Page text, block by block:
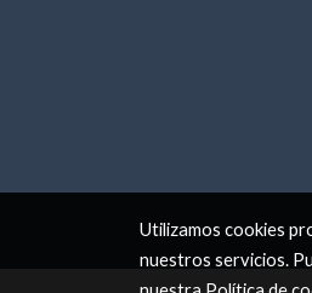
Utilizamos cookies
nuestros servicios.